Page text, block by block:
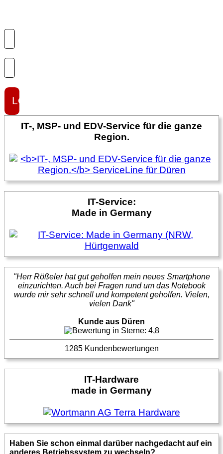
IT-, MSP- und EDV-Service für die ganze
Region.
IT-Service:
Made in Germany
"Herr Rößeler hat gut geholfen mein neues Smartphone
einzurichten. Auch bei Fragen rund um das Notebook
wurde mir sehr schnell und kompetent geholfen. Vielen,
vielen Dank"
Kunde aus Düren
1285 Kundenbewertungen
IT-Hardware
made in Germany
Haben Sie schon einmal darüber nachgedacht auf ein
anderes Betriebssystem zu wechseln?